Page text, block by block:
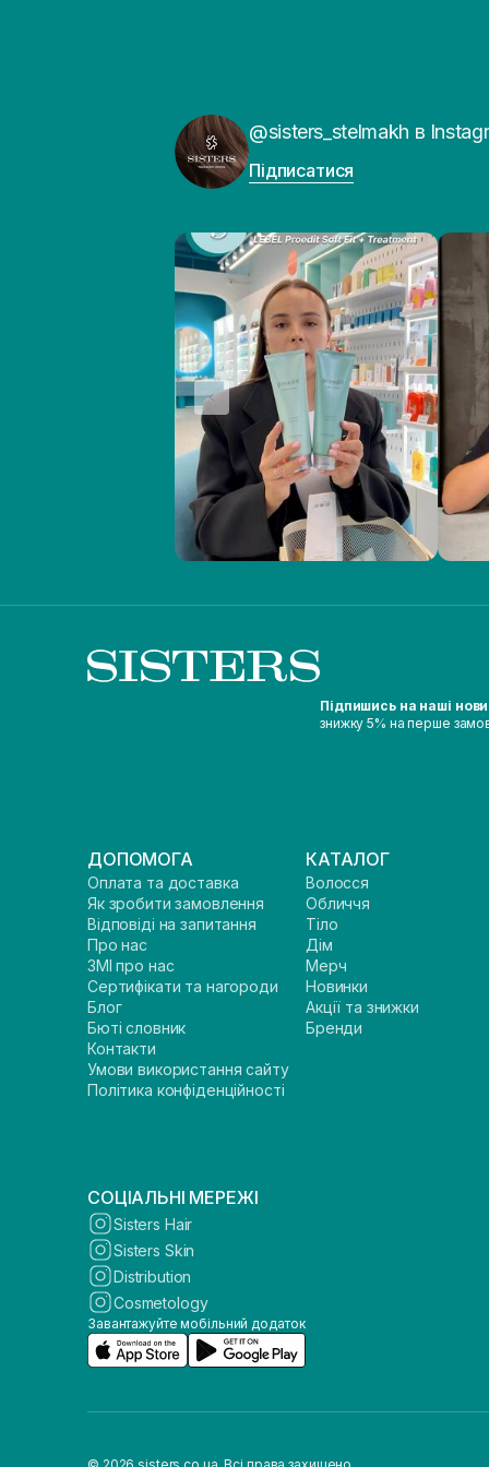
@sisters_stelmakh в
Підписатися
Підпишись на наші
знижку 5% на перше
ДОПОМОГА
Оплата та доставка
Як зробити замовлення
Відповіді на запитання
Про нас
ЗМІ про нас
Сертифікати та нагороди
Блог
Бюті словник
Контакти
Умови використання сайту
Політика конфіденційності
КАТАЛОГ
Волосся
Обличчя
Тіло
Дім
Мерч
Новинки
Акції та знижки
Бренди
СОЦІАЛЬНІ МЕРЕЖІ
Sisters Hair
Sisters Skin
Distribution
Cosmetology
Завантажуйте мобільний додаток